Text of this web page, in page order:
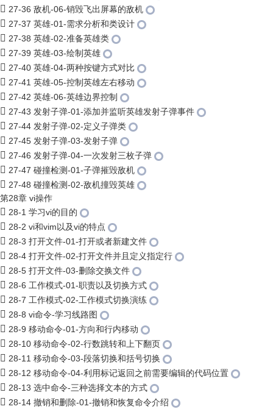
27-36 敌机-06-销毁飞出屏幕的敌机
27-37 英雄-01-需求分析和类设计
27-38 英雄-02-准备英雄类
27-39 英雄-03-绘制英雄
27-40 英雄-04-两种按键方式对比
27-41 英雄-05-控制英雄左右移动
27-42 英雄-06-英雄边界控制
27-43 发射子弹-01-添加并监听英雄发射子弹事件
27-44 发射子弹-02-定义子弹类
27-45 发射子弹-03-发射子弹
27-46 发射子弹-04-一次发射三枚子弹
27-47 碰撞检测-01-子弹摧毁敌机
27-48 碰撞检测-02-敌机撞毁英雄
第28章 vi操作
28-1 学习vi的目的
28-2 vi和vim以及vi的特点
28-3 打开文件-01-打开或者新建文件
28-4 打开文件-02-打开文件并且定义指定行
28-5 打开文件-03-删除交换文件
28-6 工作模式-01-职责以及切换方式
28-7 工作模式-02-工作模式切换演练
28-8 vi命令-学习线路图
28-9 移动命令-01-方向和行内移动
28-10 移动命令-02-行数跳转和上下翻页
28-11 移动命令-03-段落切换和括号切换
28-12 移动命令-04-利用标记返回之前需要编辑的代码位置
28-13 选中命令-三种选择文本的方式
28-14 撤销和删除-01-撤销和恢复命令介绍